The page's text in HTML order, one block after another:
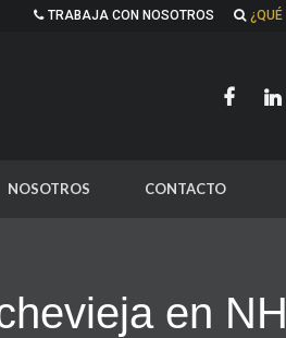
TRABAJA CON NOSOTROS
NOSOTROS CONTACTO
en